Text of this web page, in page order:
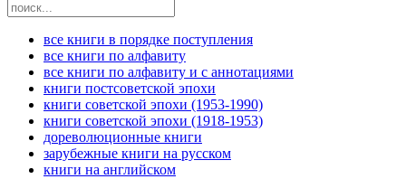
все книги в порядке поступления
все книги по алфавиту
все книги по алфавиту и с аннотациями
книги постсоветской эпохи
книги советской эпохи (1953-1990)
книги советской эпохи (1918-1953)
дореволюционные книги
зарубежные книги на русском
книги на английском